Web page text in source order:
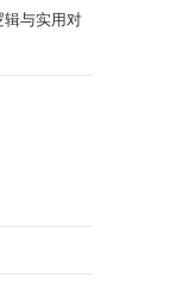
辑与实用对